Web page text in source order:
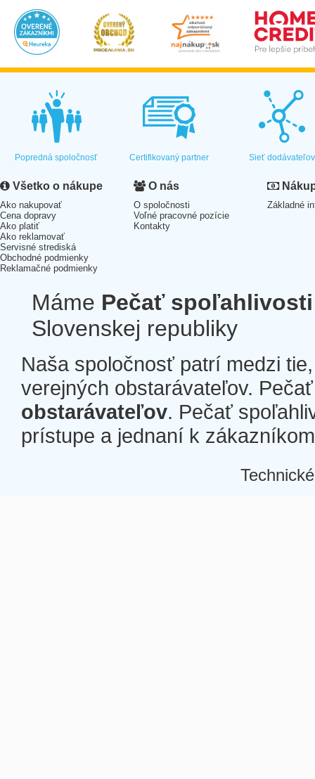
Popredná spoločnosť Certifikovaný partner Sieť dodávateľov
Všetko o nákupe
Ako nakupovať
Cena dopravy
Ako platiť
Ako reklamovať
Servisné strediská
Obchodné podmienky
Reklamačné podmienky
O nás
O spoločnosti
Voľné pracovné pozície
Kontakty
Základné
Máme Pečať spoľahlivosti
Slovenskej republiky
Naša spoločnosť patrí medzi
verejných obstarávateľov.
obstarávateľov. Pečať
prístupe a jednaní k